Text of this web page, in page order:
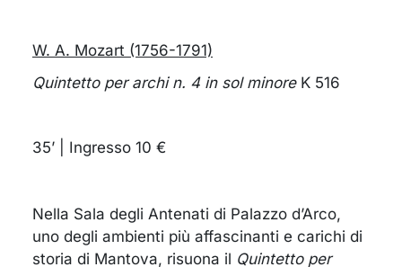
W. A. Mozart (1756-1791)
Quintetto per archi n. 4 in sol minoreK 516
35’ | Ingresso 10 €
Nella Sala degli Antenati di Palazzo d’Arco,
uno degli ambienti più affascinanti e carichi di
storia di Mantova, risuona il Quintetto per